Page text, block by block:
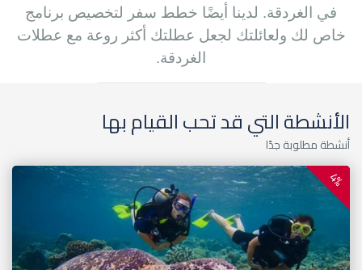
في الغردقة. لدينا أيضًا خطط سفر لتخصيص برنامج
خاص لك ولعائلتك لجعل عطلتك أكثر روعة مع عطلات
الغردقة.
الأنشطة التي قد تحب القيام بها
أنشطة مطلوبة جدًا
4%